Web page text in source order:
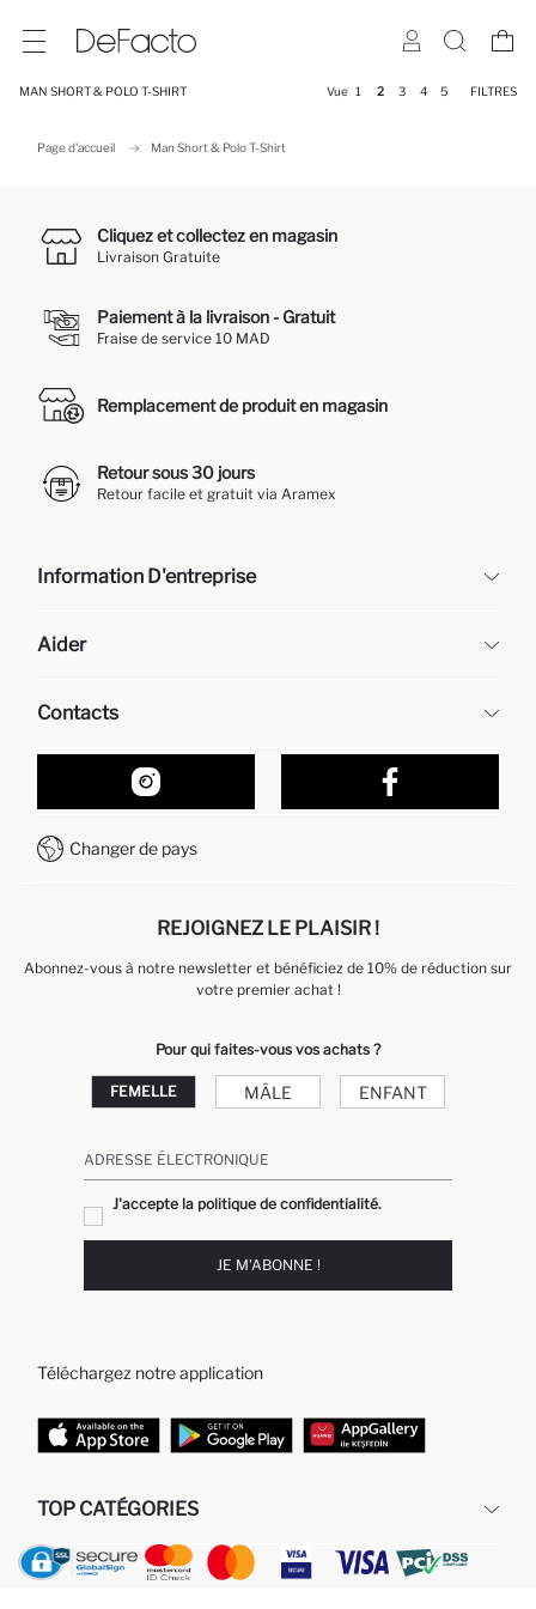
MAN SHORT & POLO T-SHIRT Vue 1 2 3 4 5 FILTRES
Page d'accueil Man Short & Polo T-Shirt
Cliquez et collectez en magasin
Livraison Gratuite
Paiement à la livraison - Gratuit
Fraise de service 10 MAD
Remplacement de produit en magasin
Retour sous 30 jours
Retour facile et gratuit via Aramex
Information D'entreprise
À propos de nous
Aider
Retour et changement
Suivi de la Commande
Comment acheter sur DeFacto ?
Comment payer sur DeFacto?
Contacts
Nos Magasins
Formulaire de contact
Service Client +212 525 076 633
Changer de pays
REJOIGNEZ LE PLAISIR !
Abonnez-vous à notre newsletter et bénéficiez de 10% de réduction sur
votre premier achat !
Pour qui faites-vous vos achats ?
FEMELLE MÂLE ENFANT
ADRESSE ÉLECTRONIQUE
J'accepte la politique de confidentialité.
JE M'ABONNE !
Téléchargez notre application
TOP CATÉGORIES
Femme
Homme
Jeans Larges pour Homme
Garçon